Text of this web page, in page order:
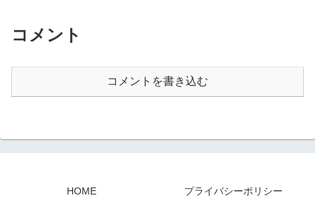
コメント
コメントを書き込む
HOME
プライバシーポリシー